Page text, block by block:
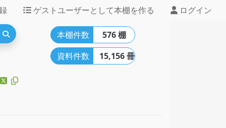
ゲストユーザーとして本棚を作る ログイン
本棚件数
576 棚
資料件数
15,156 冊